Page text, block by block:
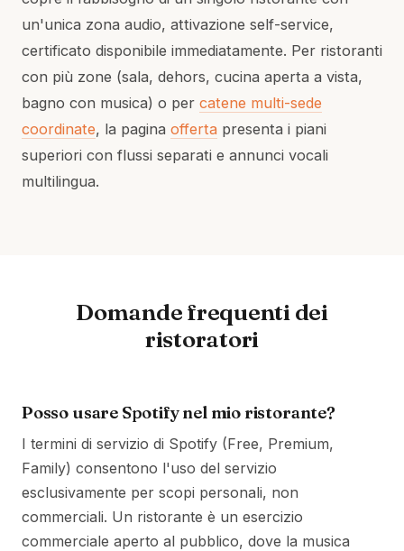
un'unica zona audio, attivazione self-service,
certificato disponibile immediatamente. Per ristoranti
con più zone (sala, dehors, cucina aperta a vista,
bagno con musica) o per catene multi-sede
coordinate, la pagina offerta presenta i piani
superiori con flussi separati e annunci vocali
multilingua.
Domande frequenti dei
ristoratori
Posso usare Spotify nel mio ristorante?
I termini di servizio di Spotify (Free, Premium,
Family) consentono l'uso del servizio
esclusivamente per scopi personali, non
commerciali. Un ristorante è un esercizio
commerciale aperto al pubblico, dove la musica